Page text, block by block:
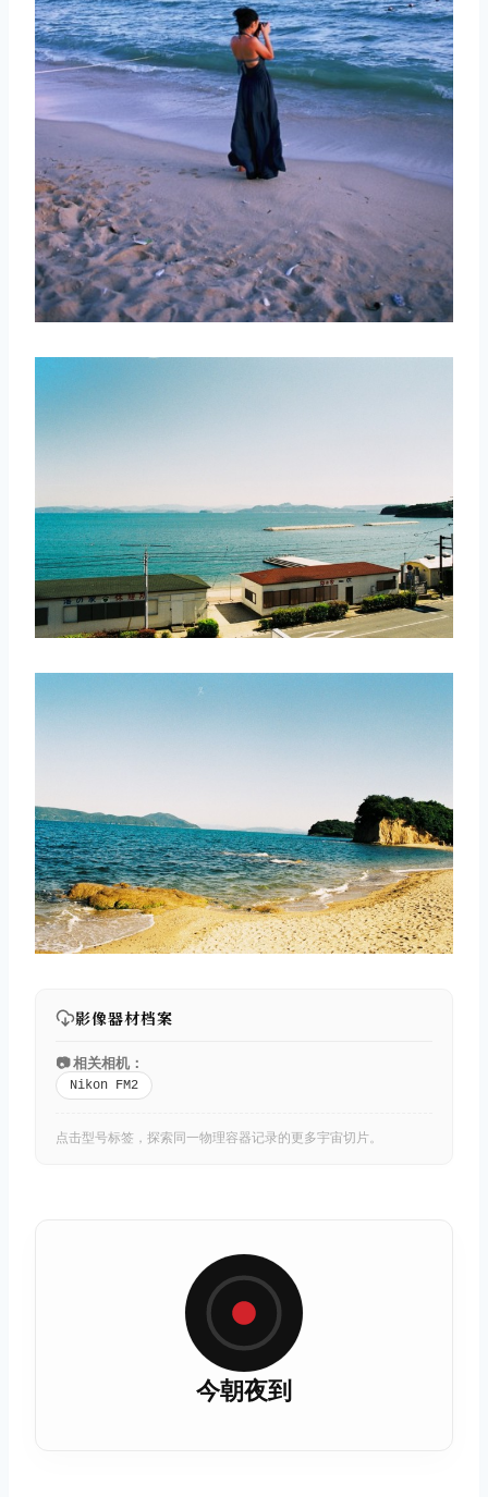
影像器材档案
📷 相关相机：
Nikon FM2
点击型号标签，探索同一物理容器记录的更多宇宙切片。
今朝夜到
取消 搜索